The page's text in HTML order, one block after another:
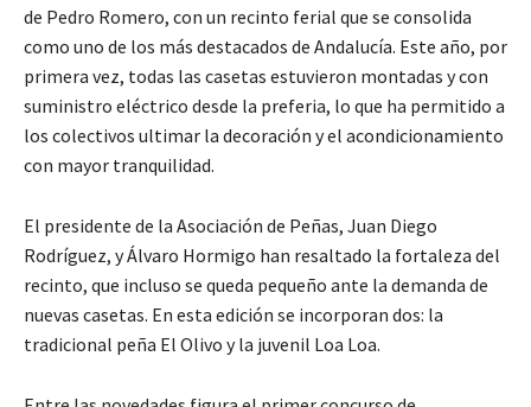
de Pedro Romero, con un recinto ferial que se consolida
como uno de los más destacados de Andalucía. Este año, por
primera vez, todas las casetas estuvieron montadas y con
suministro eléctrico desde la preferia, lo que ha permitido a
los colectivos ultimar la decoración y el acondicionamiento
con mayor tranquilidad.
El presidente de la Asociación de Peñas, Juan Diego
Rodríguez, y Álvaro Hormigo han resaltado la fortaleza del
recinto, que incluso se queda pequeño ante la demanda de
nuevas casetas. En esta edición se incorporan dos: la
tradicional peña El Olivo y la juvenil Loa Loa.